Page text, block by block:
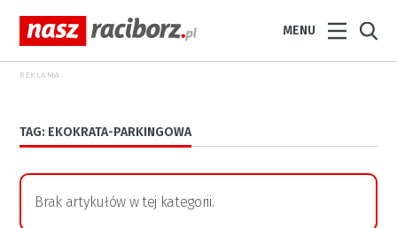
MENU
REKLAMA
TAG: EKOKRATA-PARKINGOWA
Brak artykułów w tej kategorii.